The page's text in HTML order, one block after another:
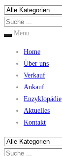
Menu
Home
Über uns
Verkauf
Ankauf
Enzyklopädie
Aktuelles
Kontakt